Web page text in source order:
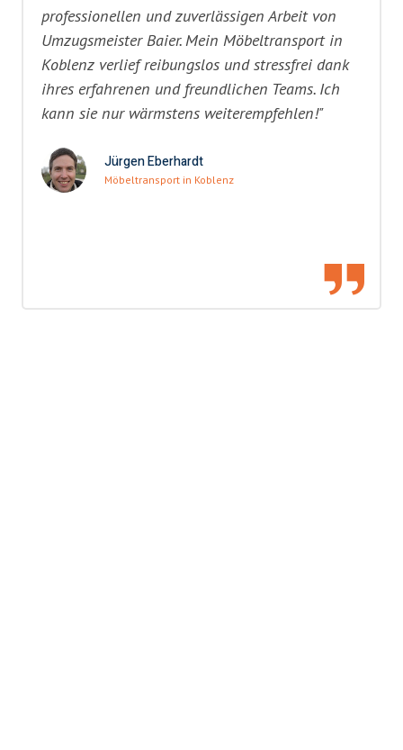
professionellen und zuverlässigen Arbeit von
Umzugsmeister Baier. Mein Möbeltransport in
Koblenz verlief reibungslos und stressfrei dank
ihres erfahrenen und freundlichen Teams. Ich
kann sie nur wärmstens weiterempfehlen!"
Jürgen Eberhardt
Möbeltransport in Koblenz